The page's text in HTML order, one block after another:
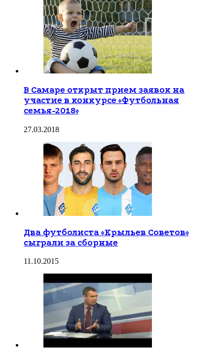
В Самаре открыт прием заявок на
участие в конкурсе «Футбольная
семья-2018»
27.03.2018
Два футболиста «Крыльев Советов»
сыграли за сборные
11.10.2015